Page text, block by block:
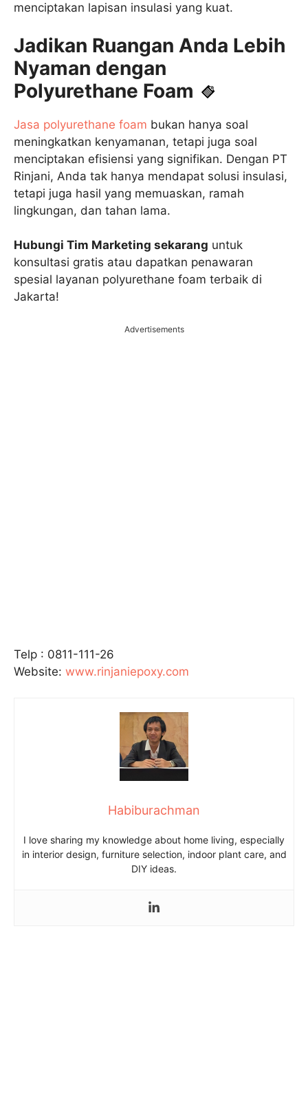
menciptakan lapisan insulasi yang kuat.
Jadikan Ruangan Anda Lebih
Nyaman dengan
Polyurethane Foam
Jasa polyurethane foam bukan hanya soal
meningkatkan kenyamanan, tetapi juga soal
menciptakan efisiensi yang signifikan. Dengan PT
Rinjani, Anda tak hanya mendapat solusi insulasi,
tetapi juga hasil yang memuaskan, ramah
lingkungan, dan tahan lama.
Hubungi Tim Marketing sekarang untuk
konsultasi gratis atau dapatkan penawaran
spesial layanan polyurethane foam terbaik di
Jakarta!
Advertisements
Telp : 0811-111-26
Website: www.rinjaniepoxy.com
Habiburachman
I love sharing my knowledge about home living, especially
in interior design, furniture selection, indoor plant care, and
DIY ideas.